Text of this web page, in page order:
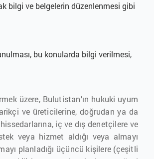
bilgi ve belgelerin düzenlenmesi gibi
bu konularda bilgi verilmesi,
üzere, Bulutistan’ın hukuki uyum
ve üreticilerine, doğrudan ya da
iç ve dış denetçilere ve
veya hizmet aldığı veya almayı
planladığı üçüncü kişilere (çeşitli